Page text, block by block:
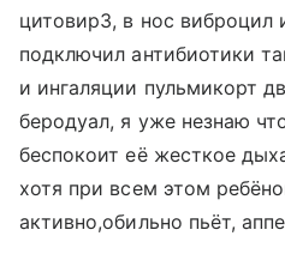
цитовир3, в нос виброцил
подключил антибиотики
и ингаляции пульмикорт
беродуал, я уже незнаю
беспокоит её жесткое
хотя при всем этом
активно,обильно пьёт,